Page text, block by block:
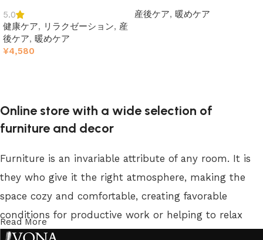
ー＆4モード振動
5.0
健康ケア, リラクゼーション, 産
後ケア, 暖めケア
¥4,580
しく温めるインナー
産後ケア, 暖めケア
Online store with a wide selection of
furniture and decor
Furniture is an invariable attribute of any room. It is
they who give it the right atmosphere, making the
space cozy and comfortable, creating favorable
conditions for productive work or helping to relax
after a hard day. More and more often, customers
Read More